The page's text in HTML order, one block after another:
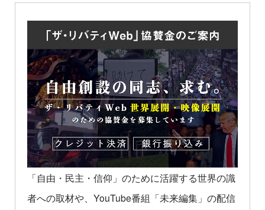
「自由・民主・信仰」のために活躍する世界の識
者への取材や、YouTube番組「未来編集」の配信